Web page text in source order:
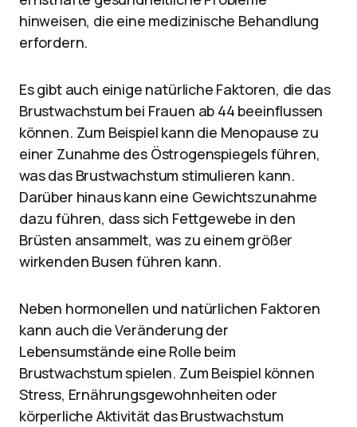
hinweisen, die eine medizinische Behandlung
erfordern.
Es gibt auch einige natürliche Faktoren, die das
Brustwachstum bei Frauen ab 44 beeinflussen
können. Zum Beispiel kann die Menopause zu
einer Zunahme des Östrogenspiegels führen,
was das Brustwachstum stimulieren kann.
Darüber hinaus kann eine Gewichtszunahme
dazu führen, dass sich Fettgewebe in den
Brüsten ansammelt, was zu einem größer
wirkenden Busen führen kann.
Neben hormonellen und natürlichen Faktoren
kann auch die Veränderung der
Lebensumstände eine Rolle beim
Brustwachstum spielen. Zum Beispiel können
Stress, Ernährungsgewohnheiten oder
körperliche Aktivität das Brustwachstum